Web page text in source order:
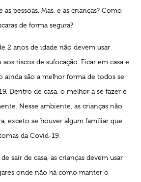
pessoas. Mas, e as crianças? Como
de forma segura?
2 anos de idade não devem usar
aos riscos de sufocação. Ficar em casa e
ainda são a melhor forma de todos se
Dentro de casa, o melhor a se fazer é
Nesse ambiente, as crianças não
exceto se houver algum familiar que
da Covid-19.
sair de casa, as crianças devem usar
onde não há como manter o